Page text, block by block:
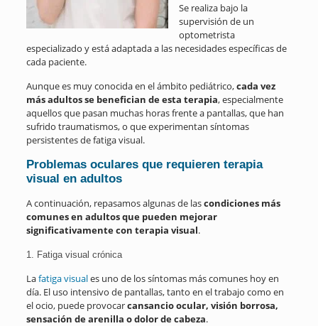
Se realiza bajo la
supervisión de un
optometrista
especializado y está adaptada a las necesidades específicas de
cada paciente.
Aunque es muy conocida en el ámbito pediátrico,cada vez
más adultos se benefician de esta terapia, especialmente
aquellos que pasan muchas horas frente a pantallas, que han
sufrido traumatismos, o que experimentan síntomas
persistentes de fatiga visual.
Problemas oculares que requieren terapia
visual en adultos
A continuación, repasamos algunas de lascondiciones más
comunes en adultos que pueden mejorar
significativamente con terapia visual.
1. Fatiga visual crónica
Lafatiga visuales uno de los síntomas más comunes hoy en
día. El uso intensivo de pantallas, tanto en el trabajo como en
el ocio, puede provocarcansancio ocular, visión borrosa,
sensación de arenilla o dolor de cabeza.